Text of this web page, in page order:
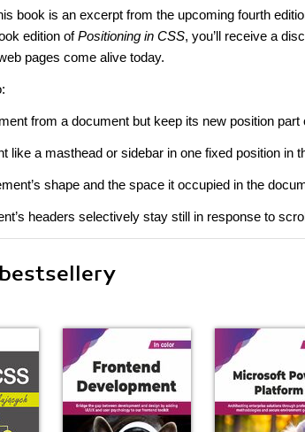
book is an excerpt from the upcoming fourth
edition ofPositioning in CSS, you’ll receive a
pages come alive today.
from a document but keep its new position part
like a masthead or sidebar in one fixed position in
shape and the space it occupied in the
headers selectively stay still in response to